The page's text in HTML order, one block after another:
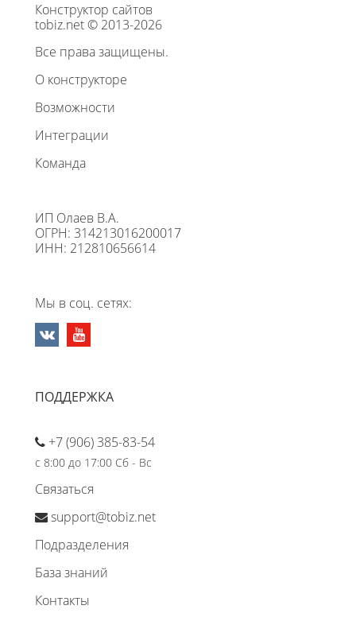
Конструктор сайтов
tobiz.net © 2013-2026
Все права защищены.
О конструкторе
Возможности
Интеграции
Команда
ИП Олаев В.А.
ОГРН: 314213016200017
ИНН: 212810656614
Мы в соц. сетях:
ПОДДЕРЖКА
+7 (906) 385-83-54
с 8:00 до 17:00 Сб - Вс
Связаться
support@tobiz.net
Подразделения
База знаний
Контакты